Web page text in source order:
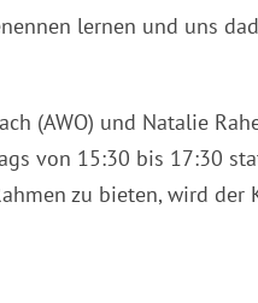
lernen und uns
(AWO) und Natalie
von 15:30 bis 17:30
zu bieten, wird der